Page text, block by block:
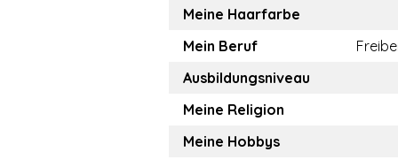
Meine Haarfarbe
Mein Beruf
Ausbildungsniveau
Meine Religion
Meine Hobbys